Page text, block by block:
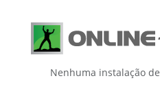
Nenhuma instalação